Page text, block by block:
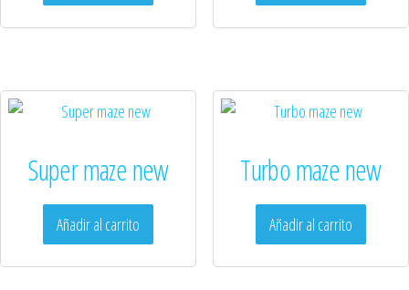
Super maze new
Añadir al carrito
Turbo maze new
Añadir al carrito